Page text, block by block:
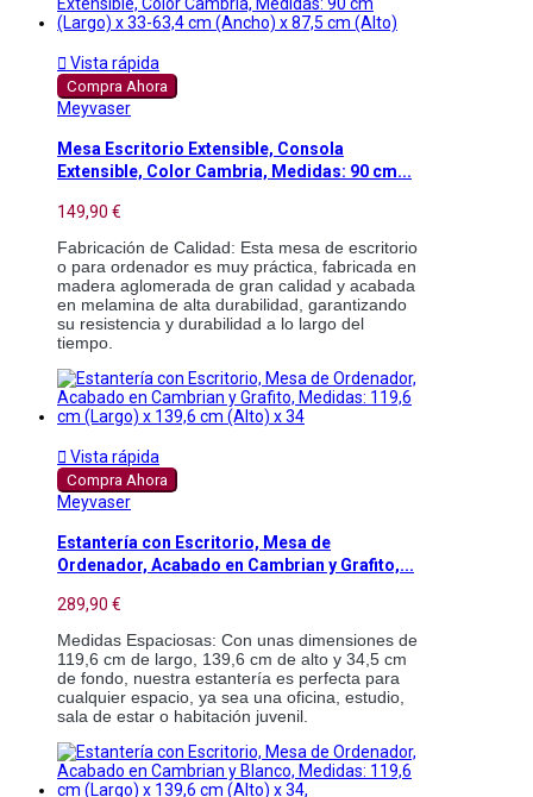
 Vista rápida
Compra Ahora
Meyvaser
Mesa Escritorio Extensible, Consola
Extensible, Color Cambria, Medidas: 90 cm...
149,90 €
Fabricación de Calidad: Esta mesa de escritorio
o para ordenador es muy práctica, fabricada en
madera aglomerada de gran calidad y acabada
en melamina de alta durabilidad, garantizando
su resistencia y durabilidad a lo largo del
tiempo.
 Vista rápida
Compra Ahora
Meyvaser
Estantería con Escritorio, Mesa de
Ordenador, Acabado en Cambrian y Grafito,...
289,90 €
Medidas Espaciosas: Con unas dimensiones de
119,6 cm de largo, 139,6 cm de alto y 34,5 cm
de fondo, nuestra estantería es perfecta para
cualquier espacio, ya sea una oficina, estudio,
sala de estar o habitación juvenil.